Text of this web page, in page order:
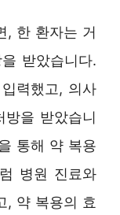
, 한 환자는 거
받았습니다.
력했고, 의사
을 받았습니
통해 약 복용
병원 진료와
, 약 복용의 효